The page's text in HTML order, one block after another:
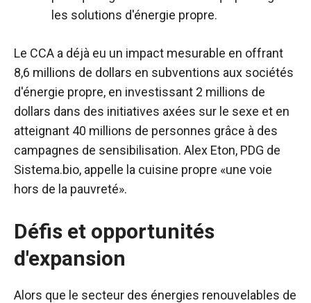
les solutions d'énergie propre.
Le CCA a déjà eu un impact mesurable en offrant
8,6 millions de dollars en subventions aux sociétés
d'énergie propre, en investissant 2 millions de
dollars dans des initiatives axées sur le sexe et en
atteignant 40 millions de personnes grâce à des
campagnes de sensibilisation. Alex Eton, PDG de
Sistema.bio, appelle la cuisine propre «une voie
hors de la pauvreté».
Défis et opportunités
d'expansion
Alors que le secteur des énergies renouvelables de